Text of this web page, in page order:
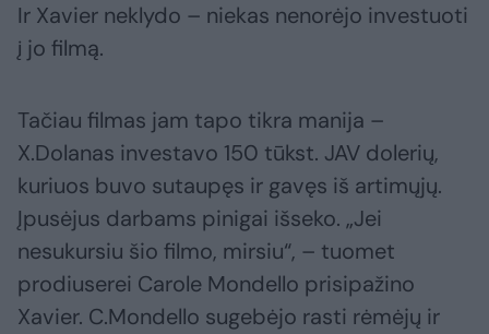
Ir Xavier neklydo – niekas nenorėjo investuoti
į jo filmą.
Tačiau filmas jam tapo tikra manija –
X.Dolanas investavo 150 tūkst. JAV dolerių,
kuriuos buvo sutaupęs ir gavęs iš artimųjų.
Įpusėjus darbams pinigai išseko. „Jei
nesukursiu šio filmo, mirsiu“, – tuomet
prodiuserei Carole Mondello prisipažino
Xavier. C.Mondello sugebėjo rasti rėmėjų ir